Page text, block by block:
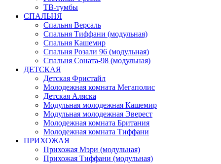
ТВ-тумбы
СПАЛЬНЯ
Спальня Версаль
Спальня Тиффани (модульная)
Спальня Кашемир
Спальня Розали 96 (модульная)
Спальня Соната-98 (модульная)
ДЕТСКАЯ
Детская Фристайл
Молодежная комната Мегаполис
Детская Аляска
Модульная молодежная Кашемир
Модульная молодежная Эверест
Молодежная комната Британия
Молодежная комната Тиффани
ПРИХОЖАЯ
Прихожая Мэри (модульная)
Прихожая Тиффани (модульная)